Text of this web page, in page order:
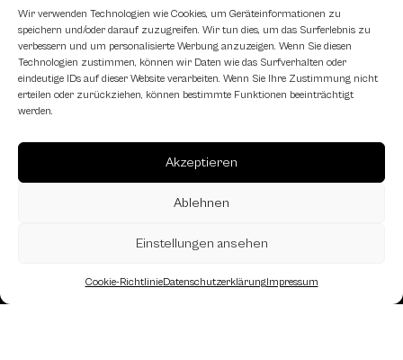
Wir verwenden Technologien wie Cookies, um Geräteinformationen zu
speichern und/oder darauf zuzugreifen. Wir tun dies, um das Surferlebnis zu
verbessern und um personalisierte Werbung anzuzeigen. Wenn Sie diesen
Technologien zustimmen, können wir Daten wie das Surfverhalten oder
eindeutige IDs auf dieser Website verarbeiten. Wenn Sie Ihre Zustimmung nicht
erteilen oder zurückziehen, können bestimmte Funktionen beeinträchtigt
werden.
Akzeptieren
Ablehnen
Einstellungen ansehen
Cookie-RichtlinieDatenschutzerklärungImpressum
Schachfreundliche Lokale